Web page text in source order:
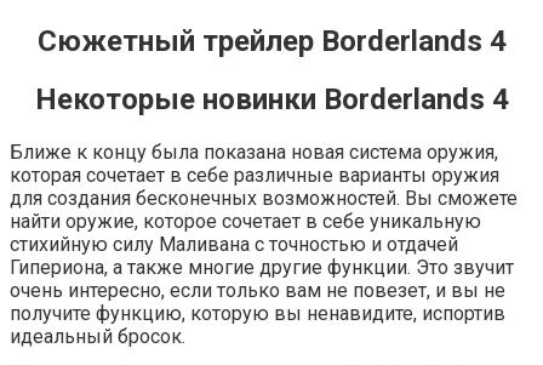
Сюжетный трейлер Borderlands 4
Некоторые новинки Borderlands 4
Ближе к концу была показана новая система оружия,
которая сочетает в себе различные варианты оружия
для создания бесконечных возможностей. Вы сможете
найти оружие, которое сочетает в себе уникальную
стихийную силу Маливана с точностью и отдачей
Гипериона, а также многие другие функции. Это звучит
очень интересно, если только вам не повезет, и вы не
получите функцию, которую вы ненавидите, испортив
идеальный бросок.